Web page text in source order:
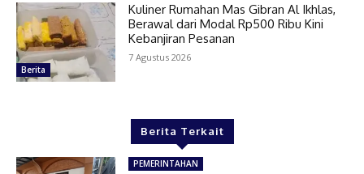
Berita
Kuliner Rumahan Mas Gibran Al Ikhlas,
Berawal dari Modal Rp500 Ribu Kini
Kebanjiran Pesanan
7 Agustus 2026
Berita Terkait
PEMERINTAHAN